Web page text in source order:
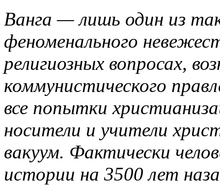
Ванга — лишь один из
феноменального
религиозных вопросах,
коммунистического
все попытки
носители и учители
вакуум. Фактически
истории на 3500 лет